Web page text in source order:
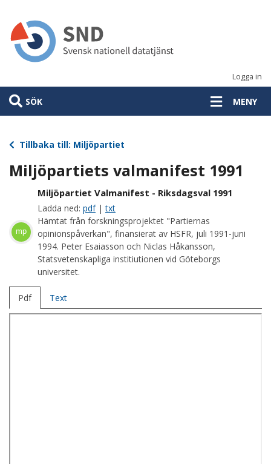
huvudinnehåll
Logga in
SÖK MENY
Tillbaka till: Miljöpartiet
Miljöpartiets valmanifest 1991
mp
Miljöpartiet Valmanifest - Riksdagsval 1991
Ladda ned: pdf|txt
Hämtat från forskningsprojektet "Partiernas
opinionspåverkan", finansierat av HSFR, juli 1991-juni
1994. Peter Esaiasson och Niclas Håkansson,
Statsvetenskapliga institiutionen vid Göteborgs
universitet.
Pdf Text